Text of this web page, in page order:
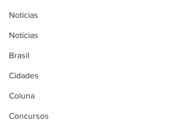
Notícias
Notícias
Brasil
Cidades
Coluna
Concursos